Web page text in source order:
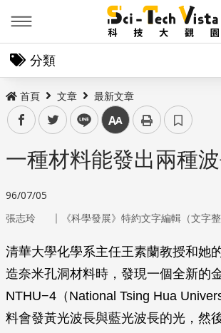
分類
首頁 文章 最新文章
facebooktwitter line 中
一種材料能發出兩種
96/07/05
張志玲 ｜ 《科學發展》特約文字編輯（文字整
清華大學化學系主任王素蘭教授和她
造奈米孔洞材料時，發現一個全新的
NTHU−4（National Tsing Hua
料會發黃光波長與藍光波長的光，然